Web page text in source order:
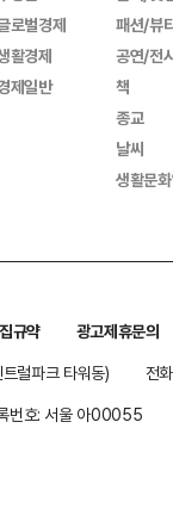
로벌경제
활경제
제일반
패션/뷰
공연/전
책
종교
날씨
생활문
규약
광고제휴문의
럴파크 타워동)
전
번호: 서울 아00055